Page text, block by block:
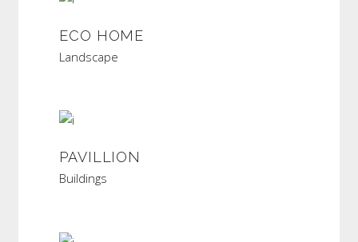
ECO HOME
Landscape
PAVILLION
Buildings